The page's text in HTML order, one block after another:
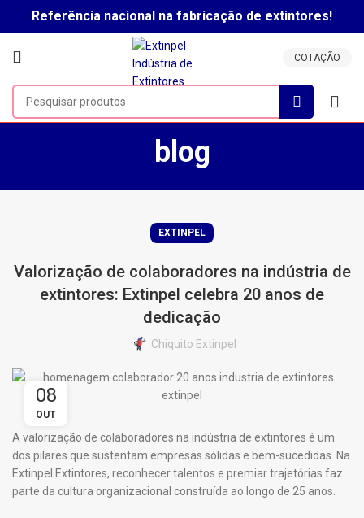
Referência nacional na fabricação de extintores!
COTAÇÃO
blog
EXTINPEL
Valorização de colaboradores na indústria de
extintores: Extinpel celebra 20 anos de
dedicação
Chiquito Extinpel
08
OUT
A valorização de colaboradores na indústria de extintores é um
dos pilares que sustentam empresas sólidas e bem-sucedidas. Na
Extinpel Extintores, reconhecer talentos e premiar trajetórias faz
parte da cultura organizacional construída ao longo de 25 anos.
Clique aqui para falar com um vendedor!